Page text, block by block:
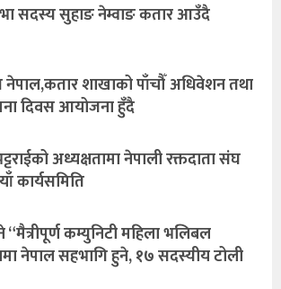
सदस्य सुहाङ नेम्वाङ कतार आउँदै
नेपाल,कतार शाखाको पाँचौँ अधिवेशन तथा
दिवस आयोजना हुँदै
अध्यक्षतामा नेपाली रक्तदाता संघ
कार्यसमिति
कम्युनिटी महिला भलिबल
नेपाल सहभागि हुने, १७ सदस्यीय टोली